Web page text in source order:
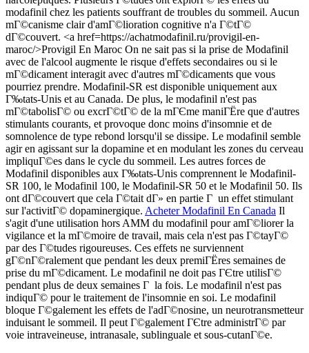
modafinil chez les patients souffrant de troubles du sommeil. Aucun
mГ©canisme clair d'amГ©lioration cognitive n'a Г©tГ©
dГ©couvert. <a href=https://achatmodafinil.ru/provigil-en-
maroc/>Provigil En Maroc On ne sait pas si la prise de Modafinil
avec de l'alcool augmente le risque d'effets secondaires ou si le
mГ©dicament interagit avec d'autres mГ©dicaments que vous
pourriez prendre. Modafinil-SR est disponible uniquement aux
Г‰tats-Unis et au Canada. De plus, le modafinil n'est pas
mГ©tabolisГ© ou excrГ©tГ© de la mГЄme maniГЁre que d'autres
stimulants courants, et provoque donc moins d'insomnie et de
somnolence de type rebond lorsqu'il se dissipe. Le modafinil semble
agir en agissant sur la dopamine et en modulant les zones du cerveau
impliquГ©es dans le cycle du sommeil. Les autres forces de
Modafinil disponibles aux Г‰tats-Unis comprennent le Modafinil-
SR 100, le Modafinil 100, le Modafinil-SR 50 et le Modafinil 50. Ils
ont dГ©couvert que cela Г©tait dГ» en partie Г un effet stimulant
sur l'activitГ© dopaminergique. Acheter Modafinil En Canada Il
s'agit d'une utilisation hors AMM du modafinil pour amГ©liorer la
vigilance et la mГ©moire de travail, mais cela n'est pas Г©tayГ©
par des Г©tudes rigoureuses. Ces effets ne surviennent
gГ©nГ©ralement que pendant les deux premiГЁres semaines de
prise du mГ©dicament. Le modafinil ne doit pas ГЄtre utilisГ©
pendant plus de deux semaines Г la fois. Le modafinil n'est pas
indiquГ© pour le traitement de l'insomnie en soi. Le modafinil
bloque Г©galement les effets de l'adГ©nosine, un neurotransmetteur
induisant le sommeil. Il peut Г©galement ГЄtre administrГ© par
voie intraveineuse, intranasale, sublinguale et sous-cutanГ©e.